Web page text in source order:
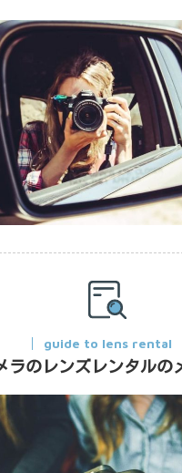
guide to lens rental
ラのレンズレンタルの